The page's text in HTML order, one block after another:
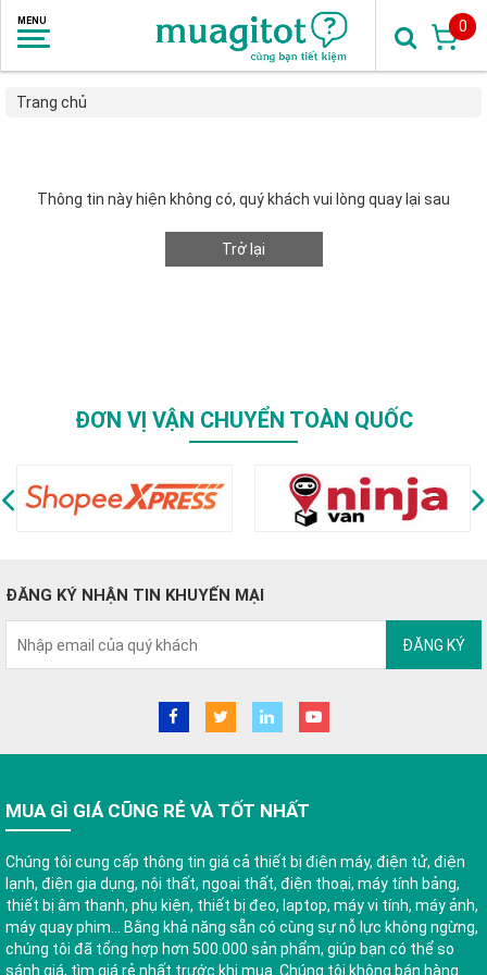
0
Trang chủ
Thông tin này hiện không có, quý khách vui lòng quay lại sau
Trở lại
ĐƠN VỊ VẬN CHUYỂN TOÀN QUỐC
ĐĂNG KÝ NHẬN TIN KHUYẾN MẠI
ĐĂNG KÝ
MUA GÌ GIÁ CŨNG RẺ VÀ TỐT NHẤT
Chúng tôi cung cấp thông tin giá cả thiết bị điện máy, điện tử, điện
lạnh, điện gia dụng, nội thất, ngoại thất, điện thoại, máy tính bảng,
thiết bị âm thanh, phụ kiện, thiết bị đeo, laptop, máy vi tính, máy ảnh,
máy quay phim... Bằng khả năng sẵn có cùng sự nỗ lực không ngừng,
chúng tôi đã tổng hợp hơn 500.000 sản phẩm, giúp bạn có thể so
sánh giá, tìm giá rẻ nhất trước khi mua. Chúng tôi không bán hàng.